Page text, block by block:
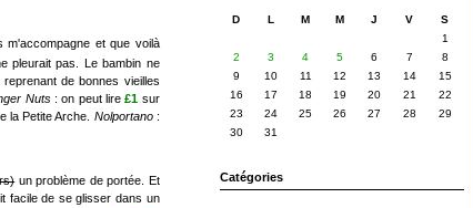
D L M M J V
S
1
2
3 4 5 6 7
8
9
10 11 12 13 14
15
16
17 18 19 20 21
22
23
24 25 26 27 28
29
30
31
Catégories
m'accompagne et que voilà
pleurait pas. Le bambin ne
de bonnes vieilles
Nuts: on peut lire£1 sur
la Petite Arche. Nolportano :
un problème de portée. Et
facile de se glisser dans un